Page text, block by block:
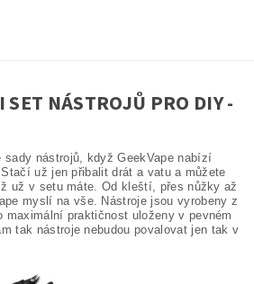
SET NÁSTROJŮ PRO DIY -
sady nástrojů, když GeekVape nabízí
už jen přibalit drát a vatu a můžete
už v setu máte. Od kleští, přes nůžky až
myslí na vše. Nástroje jsou vyrobeny z
maximální praktičnost uloženy v pevném
tak nástroje nebudou povalovat jen tak v